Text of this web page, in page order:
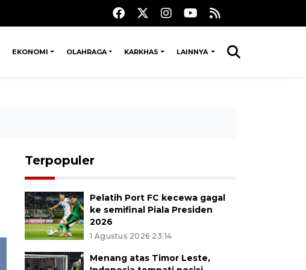
EKONOMI OLAHRAGA KARKHAS LAINNYA
Terpopuler
Pelatih Port FC kecewa gagal
ke semifinal Piala Presiden
2026
1 Agustus 2026 23:14
Menang atas Timor Leste,